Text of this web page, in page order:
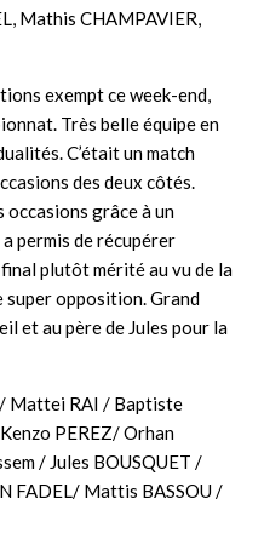
Mathis CHAMPAVIER,
exempt ce week-end,
Très belle équipe en
C’était un match
des deux côtés.
occasions grâce à un
permis de récupérer
plutôt mérité au vu de la
super opposition. Grand
et au père de Jules pour la
Mattei RAI / Baptiste
PEREZ/ Orhan
/ Jules BOUSQUET /
FADEL/ Mattis BASSOU /